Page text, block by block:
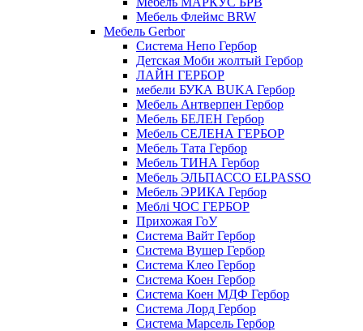
Мебель Флеймс BRW
Мебель Gerbor
Cистема Непо Гербор
Детская Моби жолтый Гербор
ЛАЙН ГЕРБОР
мебели БУКА BUKA Гербор
Мебель Антверпен Гербор
Мебель БЕЛЕН Гербор
Мебель СЕЛЕНА ГЕРБОР
Мебель Тата Гербор
Мебель ТИНА Гербор
Мебель ЭЛЬПАССО ELPASSO
Мебель ЭРИКА Гербор
Меблі ЧОС ГЕРБОР
Прихожая ГоУ
Система Вайт Гербор
Система Вушер Гербор
Система Клео Гербор
Система Коен Гербор
Система Коен МДФ Гербор
Система Лорд Гербор
Система Марсель Гербор